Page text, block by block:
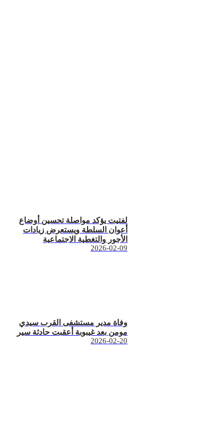
لفتيت يؤكد مواصلة تحسين أوضاع
أعوان السلطة ويستعرض زيادات
الأجور والتغطية الاجتماعية
2026-02-09
وفاة مدير مستشفى القرب سيدي
مومن بعد غيبوبة أعقبت حادثة سير
2026-02-20